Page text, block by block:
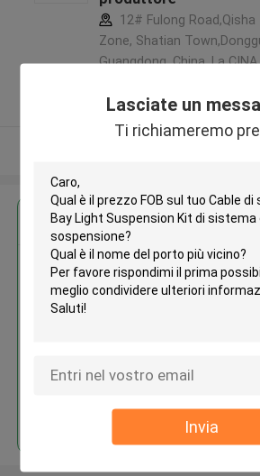
Lasciate un
Ti richiameremo
Invia
12# Fulong Road,Qisha
Zone, Shatian
Guangdong, China ,La CINA
Fornitore verificato
Ottieni il miglior
Cable di
Light
Continua